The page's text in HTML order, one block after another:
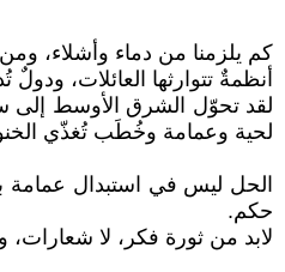
كم يلزمنا من دماء وأشلاء،
أنظمةٌ تتوارثها العائلات،
لقد تحوّل الشرق الأوسط إلى
لحية وعمامة وخُطَب تُغذّي
الحل ليس في استبدال عمامة
حكم.
لابد من ثورة فكر، لا شعارات،